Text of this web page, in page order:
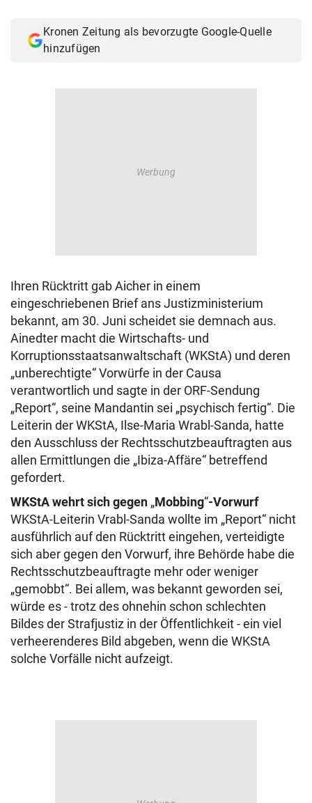
Kronen Zeitung als bevorzugte Google-Quelle
hinzufügen
Ihren Rücktritt gab Aicher in einem
eingeschriebenen Brief ans Justizministerium
bekannt, am 30. Juni scheidet sie demnach aus.
Ainedter macht die Wirtschafts- und
Korruptionsstaatsanwaltschaft (WKStA) und deren
„unberechtigte“ Vorwürfe in der Causa
verantwortlich und sagte in der ORF-Sendung
„Report“, seine Mandantin sei „psychisch fertig“. Die
Leiterin der WKStA, Ilse-Maria Wrabl-Sanda, hatte
den Ausschluss der Rechtsschutzbeauftragten aus
allen Ermittlungen die „Ibiza-Affäre“ betreffend
gefordert.
WKStA wehrt sich gegen „Mobbing“-Vorwurf
WKStA-Leiterin Vrabl-Sanda wollte im „Report“ nicht
ausführlich auf den Rücktritt eingehen, verteidigte
sich aber gegen den Vorwurf, ihre Behörde habe die
Rechtsschutzbeauftragte mehr oder weniger
„gemobbt“. Bei allem, was bekannt geworden sei,
würde es - trotz des ohnehin schon schlechten
Bildes der Strafjustiz in der Öffentlichkeit - ein viel
verheerenderes Bild abgeben, wenn die WKStA
solche Vorfälle nicht aufzeigt.